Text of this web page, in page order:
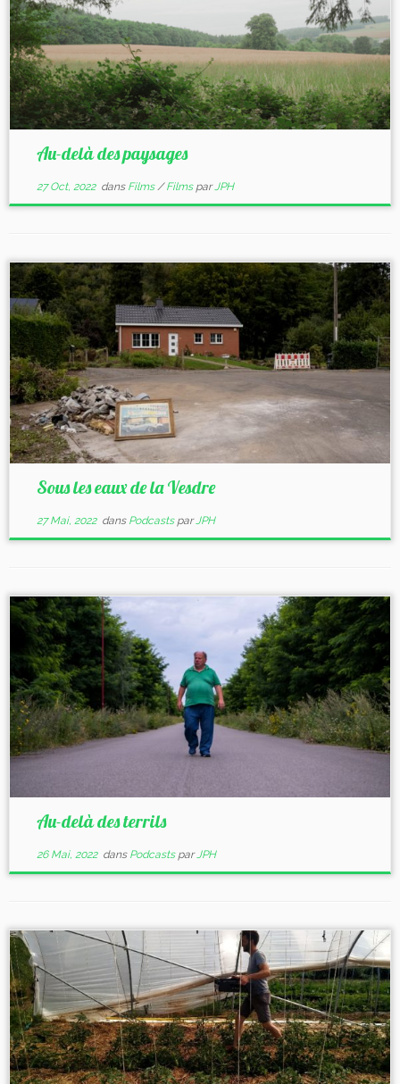
Au-delà des paysages
27 Oct, 2022dans Films/Films parJPH
Sous les eaux de la Vesdre
27 Mai, 2022dans Podcasts parJPH
Au-delà des terrils
26 Mai, 2022dans Podcasts parJPH